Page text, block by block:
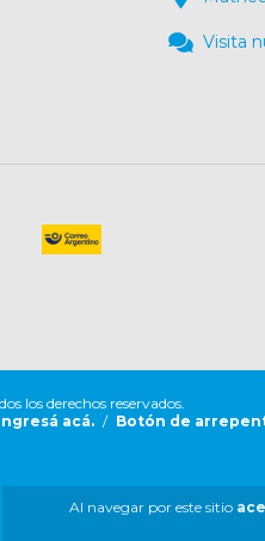
Al navegar por este sitio
Visita
los derechos reservados.
acá. / Botón de